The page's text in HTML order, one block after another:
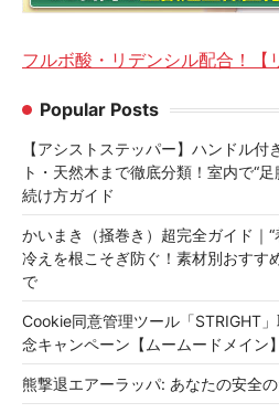
フルボ酸・リデンシル配合！【
Popular Posts
【アシストステッパー】ハンドル付
ト・天然木まで徹底分類！室内で“
続け方ガイド
かいまき（掻巻き）超完全ガイド｜
冷えを根こそぎ防ぐ！素材別おすす
で
Cookie同意管理ツール「STRIGHT
念キャンペーン【ムームードメイン】
熊撃退エアーラッパ: あなたの安全